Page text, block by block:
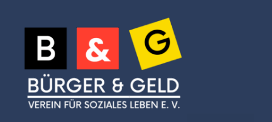
Inhalt
springen